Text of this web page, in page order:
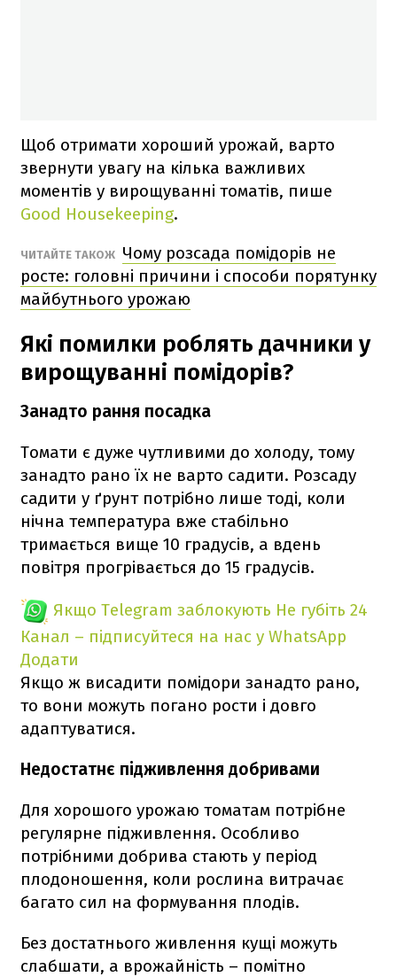
Щоб отримати хороший урожай, варто
звернути увагу на кілька важливих
моментів у вирощуванні томатів, пише
Good Housekeeping.
ЧИТАЙТЕ ТАКОЖ Чому розсада помідорів не
росте: головні причини і способи порятунку
майбутнього урожаю
Які помилки роблять дачники у
вирощуванні помідорів?
Занадто рання посадка
Томати є дуже чутливими до холоду, тому
занадто рано їх не варто садити. Розсаду
садити у ґрунт потрібно лише тоді, коли
нічна температура вже стабільно
тримається вище 10 градусів, а вдень
повітря прогрівається до 15 градусів.
Якщо Telegram заблокують Не губіть 24
Канал – підписуйтеся на нас у WhatsApp
Додати
Якщо ж висадити помідори занадто рано,
то вони можуть погано рости і довго
адаптуватися.
Недостатнє підживлення добривами
Для хорошого урожаю томатам потрібне
регулярне підживлення. Особливо
потрібними добрива стають у період
плодоношення, коли рослина витрачає
багато сил на формування плодів.
Без достатнього живлення кущі можуть
слабшати, а врожайність – помітно